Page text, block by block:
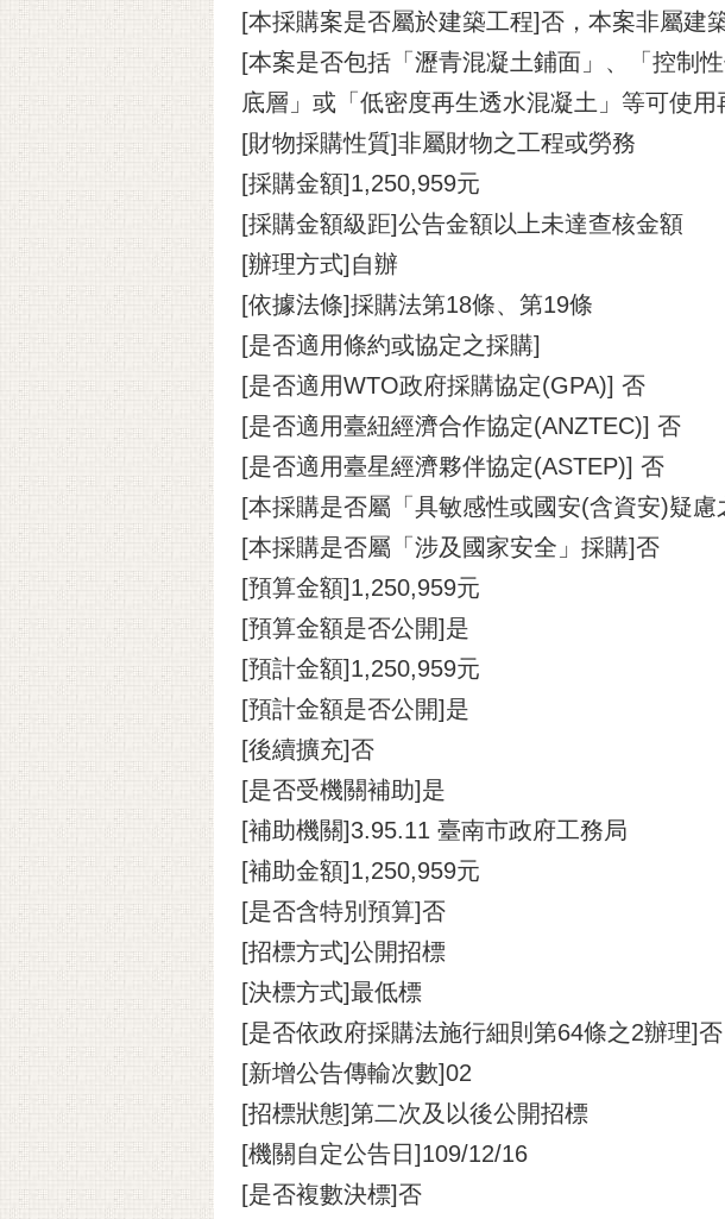
[本採購案是否屬於建築工程]否，本案非屬建
[本案是否包括「瀝青混凝土鋪面」、「控制
底層」或「低密度再生透水混凝土」等可使
[財物採購性質]非屬財物之工程或勞務
[採購金額]1,250,959元
[採購金額級距]公告金額以上未達查核金額
[辦理方式]自辦
[依據法條]採購法第18條、第19條
[是否適用條約或協定之採購]
[是否適用WTO政府採購協定(GPA)] 否
[是否適用臺紐經濟合作協定(ANZTEC)] 否
[是否適用臺星經濟夥伴協定(ASTEP)] 否
[本採購是否屬「具敏感性或國安(含資安)疑
[本採購是否屬「涉及國家安全」採購]否
[預算金額]1,250,959元
[預算金額是否公開]是
[預計金額]1,250,959元
[預計金額是否公開]是
[後續擴充]否
[是否受機關補助]是
[補助機關]3.95.11 臺南市政府工務局
[補助金額]1,250,959元
[是否含特別預算]否
[招標方式]公開招標
[決標方式]最低標
[是否依政府採購法施行細則第64條之2辦理]否
[新增公告傳輸次數]02
[招標狀態]第二次及以後公開招標
[機關自定公告日]109/12/16
[是否複數決標]否